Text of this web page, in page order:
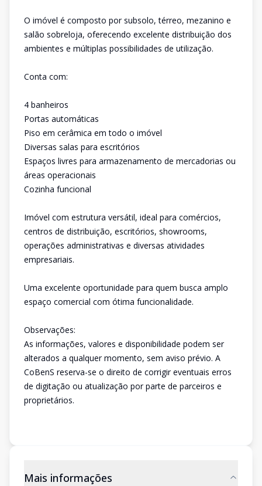
O imóvel é composto por subsolo, térreo, mezanino e
salão sobreloja, oferecendo excelente distribuição dos
ambientes e múltiplas possibilidades de utilização.
Conta com:
4 banheiros
Portas automáticas
Piso em cerâmica em todo o imóvel
Diversas salas para escritórios
Espaços livres para armazenamento de mercadorias ou
áreas operacionais
Cozinha funcional
Imóvel com estrutura versátil, ideal para comércios,
centros de distribuição, escritórios, showrooms,
operações administrativas e diversas atividades
empresariais.
Uma excelente oportunidade para quem busca amplo
espaço comercial com ótima funcionalidade.
Observações:
As informações, valores e disponibilidade podem ser
alterados a qualquer momento, sem aviso prévio. A
CoBenS reserva-se o direito de corrigir eventuais erros
de digitação ou atualização por parte de parceiros e
proprietários.
Mais informações